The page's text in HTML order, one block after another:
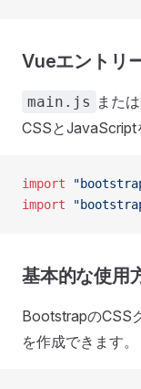
Vueエントリ
main.js または
CSSとJavaScript
import
import
基本的な使用
BootstrapのCSS
を作成できます。